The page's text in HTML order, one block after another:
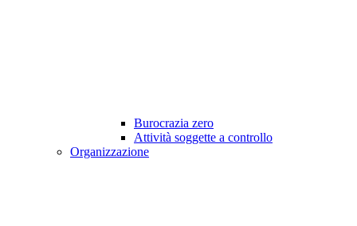
Burocrazia zero
Attività soggette a controllo
Organizzazione